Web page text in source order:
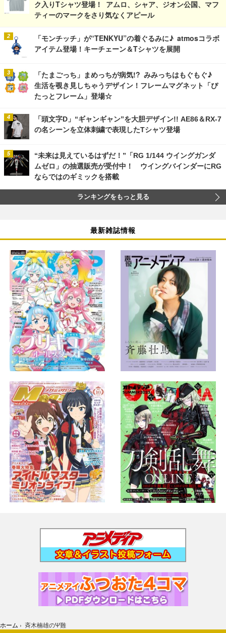
ク入りTシャツ登場！ アムロ、シャア、ジオン公国、マフ
ティーのマークをさり気なくアピール
「モンチッチ」が“TENKYU”の着ぐるみに♪ atmosコラボ
アイテム登場！キーチェーン＆Tシャツを展開
「たまごっち」まめっちが病気!? みみっちはもぐもぐ♪
生活を覗き見しちゃうデザイン！フレームマグネット「ぴ
たっとフレーム」登場☆
「頭文字D」“ギャンギャン”を大胆デザイン!! AE86＆RX-7
の名シーンを立体刺繍で表現したTシャツ登場
“未来は見えているはずだ！”「RG 1/144 ウイングガンダ
ムゼロ」の抽選販売が受付中！ ウイングバインダーにRG
ならではのギミックを搭載
ランキングをもっと見る
最新雑誌情報
ホーム › 斉木楠雄のΨ難